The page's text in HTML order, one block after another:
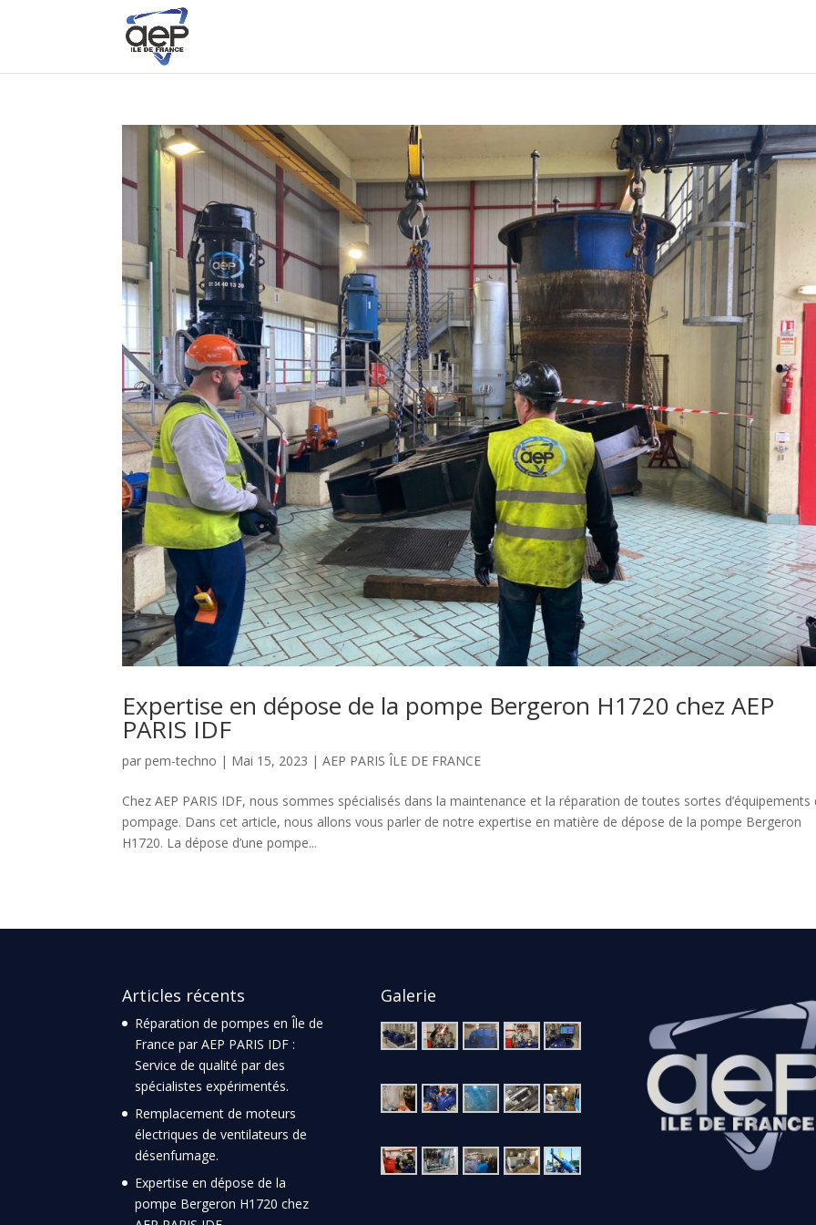
Expertise en dépose de la pompe Bergeron H1720 chez AEP
PARIS IDF
parpem-techno | Mai 15, 2023 |AEP PARIS ÎLE DE FRANCE
Chez AEP PARIS IDF, nous sommes spécialisés dans la maintenance et la réparation de toutes sortes d’équipements
pompage. Dans cet article, nous allons vous parler de notre expertise en matière de dépose de la pompe Bergeron
H1720. La dépose d’une pompe...
Articles récents
Réparation de pompes en Île de
France par AEP PARIS IDF :
Service de qualité par des
spécialistes expérimentés.
Remplacement de moteurs
électriques de ventilateurs de
désenfumage.
Expertise en dépose de la
pompe Bergeron H1720 chez
Galerie